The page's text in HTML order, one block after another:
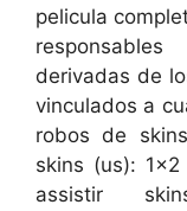
pelicula
derivadas de
vinculados a
robos de
skins (us):
assistir